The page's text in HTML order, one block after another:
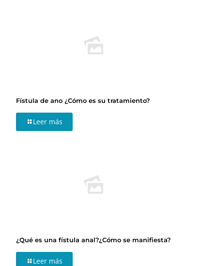
Fístula de ano ¿Cómo es su tratamiento?
Leer más
¿Qué es una fístula anal?¿Cómo se manifiesta?
Leer más